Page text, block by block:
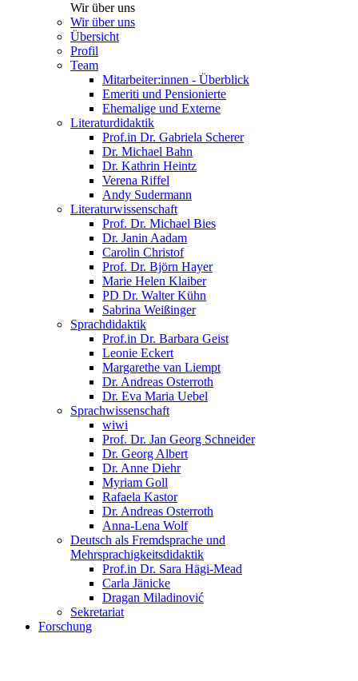
Wir über uns
Wir über uns
Übersicht
Profil
Team
Mitarbeiter:innen - Überblick
Emeriti und Pensionierte
Ehemalige und Externe
Literaturdidaktik
Prof.in Dr. Gabriela Scherer
Dr. Michael Bahn
Dr. Kathrin Heintz
Verena Riffel
Andy Sudermann
Literaturwissenschaft
Prof. Dr. Michael Bies
Dr. Janin Aadam
Carolin Christof
Prof. Dr. Björn Hayer
Marie Helen Klaiber
PD Dr. Walter Kühn
Sabrina Weißinger
Sprachdidaktik
Prof.in Dr. Barbara Geist
Leonie Eckert
Margarethe van Liempt
Dr. Andreas Osterroth
Dr. Eva Maria Uebel
Sprachwissenschaft
wiwi
Prof. Dr. Jan Georg Schneider
Dr. Georg Albert
Dr. Anne Diehr
Myriam Goll
Rafaela Kastor
Dr. Andreas Osterroth
Anna-Lena Wolf
Deutsch als Fremdsprache und
Mehrsprachigkeitsdidaktik
Prof.in Dr. Sara Hägi-Mead
Carla Jänicke
Dragan Miladinović
Sekretariat
Forschung